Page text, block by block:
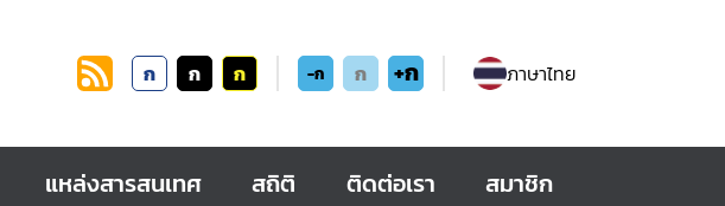
ก ก ก -ก ก +ก ภาษาไทย
แหล่งสารสนเทศ สถิติ ติดต่อเรา สมาชิก